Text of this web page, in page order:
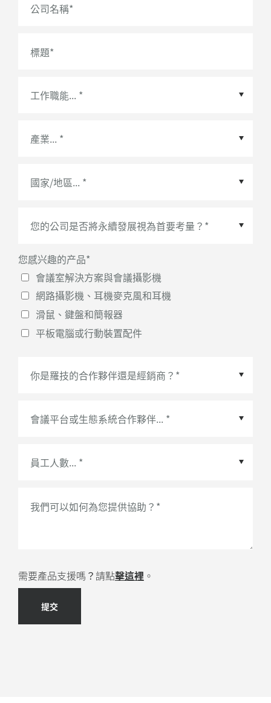
公司名稱*
標題*
國家/地區*
您感兴趣的产品*
會議室解決方案與會議攝影機
網路攝影機、耳機麥克風和耳機
滑鼠、鍵盤和簡報器
平板電腦或行動裝置配件
會議平台或生態系統合作夥伴
我們可以如何為您提供協助？ *
需要產品支援嗎？請點擊這裡 。
提交